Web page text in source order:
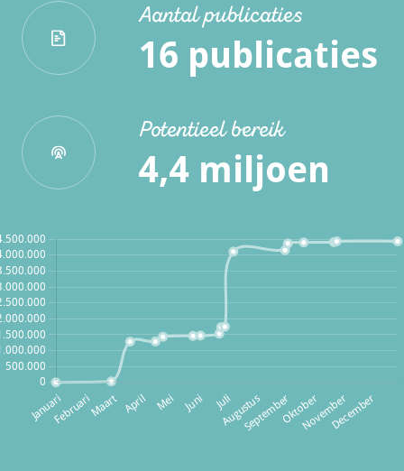
Aantal publicaties
16 publicaties
Potentieel bereik
4,4 miljoen